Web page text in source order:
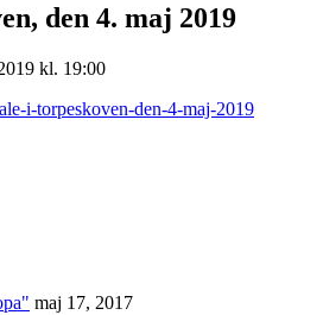
den 4. maj 2019
kl. 19:00
i-torpeskoven-den-4-maj-2019
maj 17, 2017